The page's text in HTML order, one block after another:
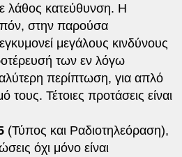
λάθος κατεύθυνση. Η
στην παρούσα
μεγάλους κινδύνους
των εν λόγω
περίπτωση, για απλό
Τέτοιες προτάσεις είναι
(Τύπος και Ραδιοτηλεόραση),
όχι μόνο είναι